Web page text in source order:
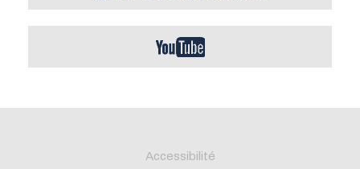
Accessibilité